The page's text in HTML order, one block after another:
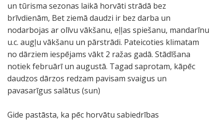
un tūrisma sezonas laikā horvāti strādā bez
brīvdienām, Bet ziemā daudzi ir bez darba un
nodarbojas ar olīvu vākšanu, eļļas spiešanu, mandarīnu
u.c. augļu vākšanu un pārstrādi. Pateicoties klimatam
no dārziem iespējams vākt 2 ražas gadā. Stādīšana
notiek februārī un augustā. Tagad saprotam, kāpēc
daudzos dārzos redzam pavisam svaigus un
pavasarīgus salātus (sun)
Gide pastāsta, ka pēc horvātu sabiedrības